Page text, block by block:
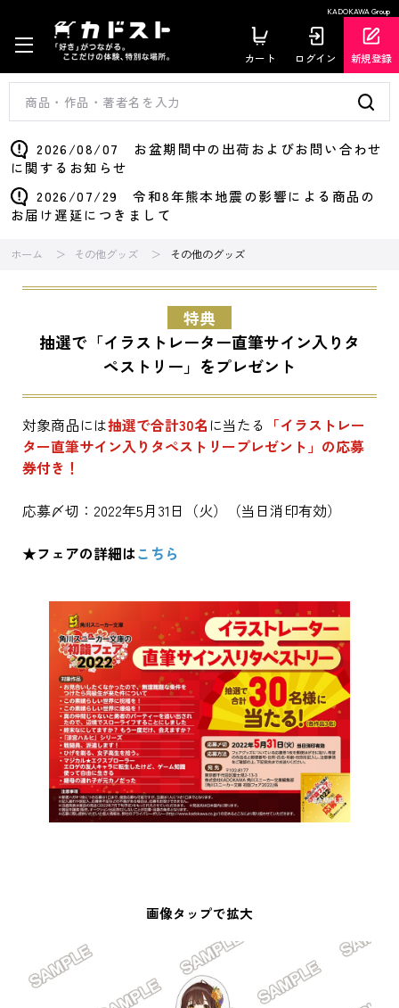
KADOKAWA Group
カート ログイン 新規登録
2026/08/07 お盆期間中の出荷およびお問い合わせ
に関するお知らせ
2026/07/29 令和8年熊本地震の影響による商品の
お届け遅延につきまして
ホーム その他グッズ その他のグッズ
特典
抽選で「イラストレーター直筆サイン入りタ
ペストリー」をプレゼント
対象商品には抽選で合計30名 に当たる 「イラストレー
ター直筆サイン入りタペストリープレゼント」の応募
券付き！
応募〆切：2022年5月31日（火）（当日消印有効）
★フェアの詳細はこちら
画像タップで拡大